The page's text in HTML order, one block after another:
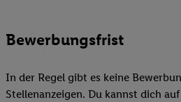
Bewerbungsfrist
In der Regel gibt es keine
Stellenanzeigen. Du kannst dich